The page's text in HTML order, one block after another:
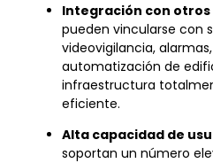
Integración con otros
pueden vincularse con
videovigilancia,
automatización de
infraestructura
eficiente.
Alta capacidad de
soportan un número